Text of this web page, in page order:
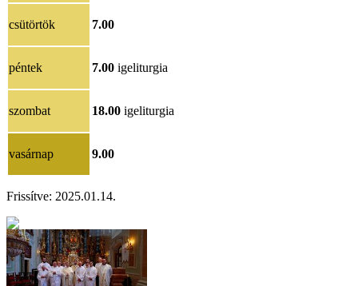
csütörtök 7.00
péntek 7.00 igeliturgia
szombat 18.00 igeliturgia
vasárnap 9.00
Frissítve: 2025.01.14.